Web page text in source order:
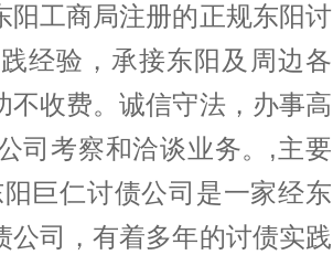
阳工商局注册的正规东阳讨
经验，承接东阳及周边各
不收费。诚信守法，办事高
司考察和洽谈业务。,主要
巨仁讨债公司是一家经东
公司，有着多年的讨债实践